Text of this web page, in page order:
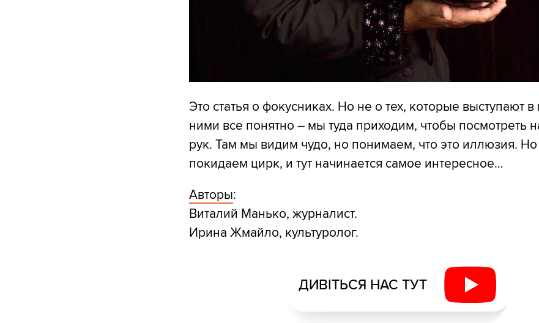
Это статья о фокусниках. Но не о тех, которые выступают
ними все понятно – мы туда приходим, чтобы посмотреть
рук. Там мы видим чудо, но понимаем, что это иллюзия.
покидаем цирк, и тут начинается самое интересное…
Авторы:
Виталий Манько, журналист.
Ирина Жмайло, культуролог.
ДИВІТЬСЯ НАС ТУТ